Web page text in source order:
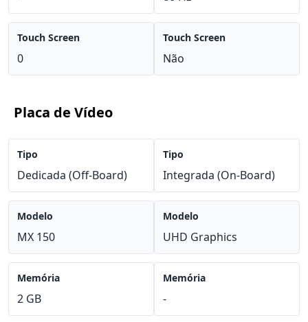
Touch Screen
0
Touch Screen
Não
Placa de Vídeo
Tipo
Dedicada (Off-Board)
Modelo
MX 150
Memória
2 GB
Tipo
Integrada (On-Board)
Modelo
UHD Graphics
Memória
-